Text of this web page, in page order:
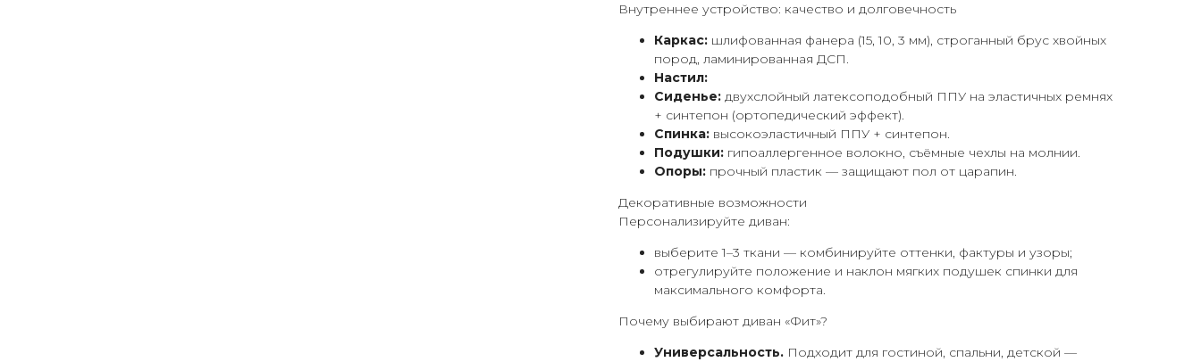
Внутреннее устройство: качество и долговечность
Каркас: шлифованная фанера (15, 10, 3 мм), строганный брус хвойных
пород, ламинированная ДСП.
Настил:
Сиденье: двухслойный латексоподобный ППУ на эластичных ремнях
+ синтепон (ортопедический эффект).
Спинка: высокоэластичный ППУ + синтепон.
Подушки: гипоаллергенное волокно, съёмные чехлы на молнии.
Опоры: прочный пластик — защищают пол от царапин.
Декоративные возможности
Персонализируйте диван:
выберите 1–3 ткани — комбинируйте оттенки, фактуры и узоры;
отрегулируйте положение и наклон мягких подушек спинки для
максимального комфорта.
Почему выбирают диван «Фит»?
Универсальность. Подходит для гостиной, спальни, детской —